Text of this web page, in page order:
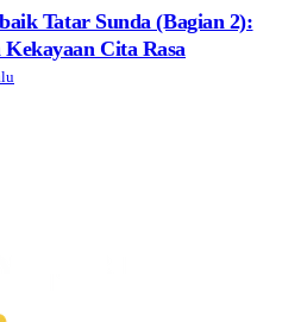
Tatar Sunda (Bagian 2):
Cita Rasa